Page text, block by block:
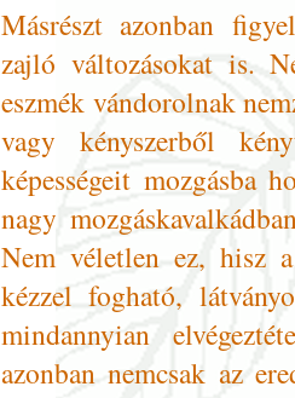
Másrészt azonban
zajló változásokat is.
eszmék vándorolnak
vagy kényszerből
képességeit mozgásba
nagy
Nem véletlen ez, hisz
kézzel fogható,
mindannyian
azonban nemcsak az